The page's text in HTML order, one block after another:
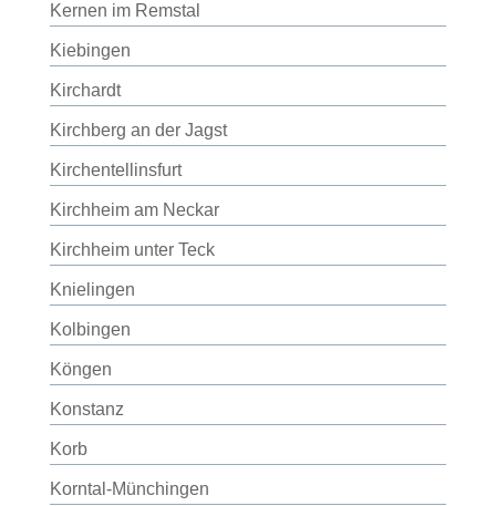
Kernen im Remstal
Kiebingen
Kirchardt
Kirchberg an der Jagst
Kirchentellinsfurt
Kirchheim am Neckar
Kirchheim unter Teck
Knielingen
Kolbingen
Köngen
Konstanz
Korb
Korntal-Münchingen